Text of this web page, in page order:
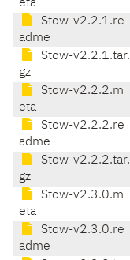
eta
Stow-v2.2.1.re
adme
Stow-v2.2.1.tar.
gz
Stow-v2.2.2.m
eta
Stow-v2.2.2.re
adme
Stow-v2.2.2.tar.
gz
Stow-v2.3.0.m
eta
Stow-v2.3.0.re
adme